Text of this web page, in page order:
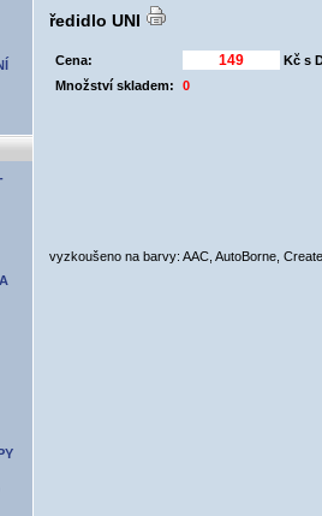
ředidlo UNI
Cena:
Kč s
Množství skladem:
0
vyzkoušeno na barvy: AAC, AutoBorne,